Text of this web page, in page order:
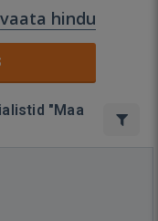
vaata hindu
"Maa